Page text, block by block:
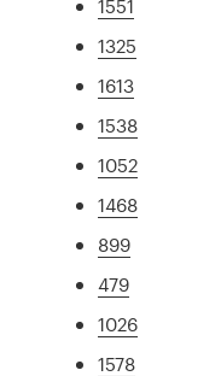
1551
1325
1613
1538
1052
1468
899
479
1026
1578